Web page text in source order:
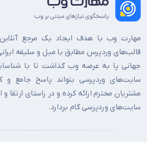
مهارت وب با هدف ایجاد یک مرجع
قالب‌های وردپرس مطابق با میل و سلیقه
جهانی پا به عرصه وب گذاشت تا با
سایت‌های وردپرسی بتواند پاسخ جامع و
مشتریان محترم ارائه کرده و در راستای ارتقا
سایت‌های وردپرسی گام بردارد.